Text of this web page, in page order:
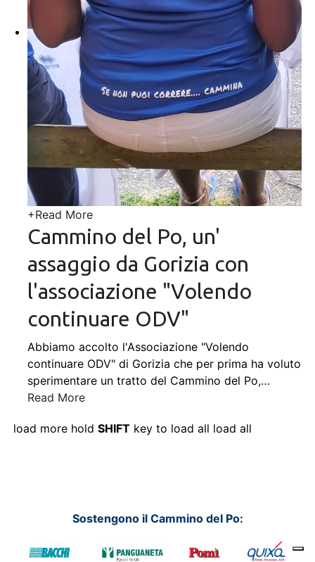
+Read More
Cammino del Po, un'
assaggio da Gorizia con
l'associazione "Volendo
continuare ODV"
Abbiamo accolto l'Associazione "Volendo
continuare ODV" di Gorizia che per prima ha voluto
sperimentare un tratto del Cammino del Po,…
Read More
load more holdSHIFT key to load all load all
Sostengono il Cammino del Po: